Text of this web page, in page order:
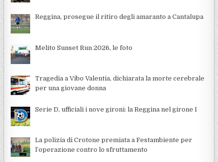
Reggina, prosegue il ritiro degli amaranto a Cantalupa
Melito Sunset Run 2026, le foto
Tragedia a Vibo Valentia, dichiarata la morte cerebrale
per una giovane donna
Serie D, ufficiali i nove gironi: la Reggina nel girone I
La polizia di Crotone premiata a Festambiente per
l’operazione contro lo sfruttamento